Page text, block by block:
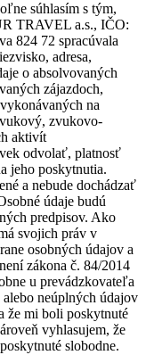
súhlasím s tým,
TRAVEL a.s., IČO:
824 72 spracúvala
adresa,
o absolvovaných
zájazdoch,
na
zvukovo-
aktivít
odvolať, platnosť
jeho poskytnutia.
a nebude dochádzať
údaje budú
predpisov. Ako
svojich práv v
osobných údajov a
zákona č. 84/2014
u prevádzkovateľa
neúplných údajov
že mi boli poskytnuté
vyhlasujem, že
slobodne.